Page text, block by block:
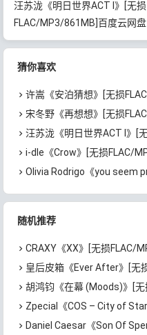
汪苏泷《明日世界ACT I》[无损
FLAC/MP3/861MB]百度云网盘
下载
猜你喜欢
许嵩《安泊猜想》[无损
宋冬野《再想想》[无损
汪苏泷《明日世界ACT I》[无
i-dle《Crow》[无损FLAC/
Olivia Rodrigo《you seem pretty sad for a
随机推荐
CRAXY《XX》[无损FLAC/
皇后皮箱《Ever After》[无损
胡鸿钧《在幕 (Moods)》[无损
Zpecial《COS – City of Stars》[
Daniel Caesar《Son Of Spergy》[